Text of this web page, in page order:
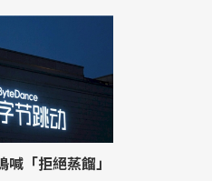
「拒絕蒸餾」